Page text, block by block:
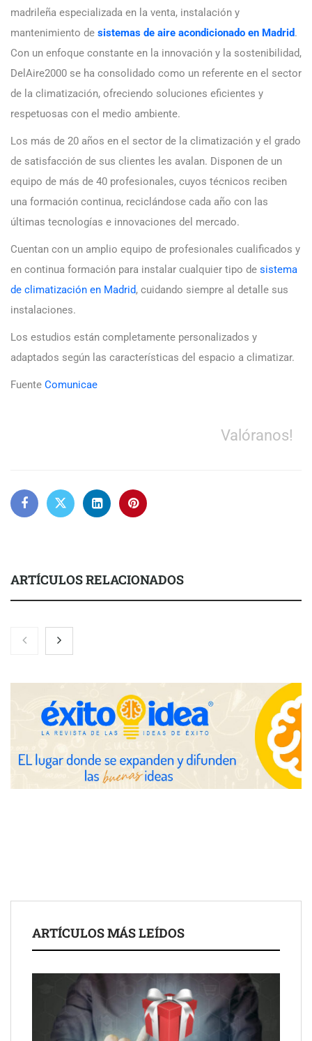
madrileña especializada en la venta, instalación y
mantenimiento de sistemas de aire acondicionado en Madrid.
Con un enfoque constante en la innovación y la sostenibilidad,
DelAire2000 se ha consolidado como un referente en el sector
de la climatización, ofreciendo soluciones eficientes y
respetuosas con el medio ambiente.
Los más de 20 años en el sector de la climatización y el grado
de satisfacción de sus clientes les avalan. Disponen de un
equipo de más de 40 profesionales, cuyos técnicos reciben
una formación continua, reciclándose cada año con las
últimas tecnologías e innovaciones del mercado.
Cuentan con un amplio equipo de profesionales cualificados y
en continua formación para instalar cualquier tipo de sistema
de climatización en Madrid, cuidando siempre al detalle sus
instalaciones.
Los estudios están completamente personalizados y
adaptados según las características del espacio a climatizar.
Fuente Comunicae
Valóranos!
ARTÍCULOS RELACIONADOS
La luz roja, el nuevo aftersun, actúa en la recuperación de la piel
después del sol
Eulalia Roig lanza ‘The Journal’, una revista digital mensual de
entrevistas y fotografía editorial
UrbanPay lanza en 19 mercados europeos su solución de pagos
Gestoría Online reduce a unas horas el alta de autónomo
ARTÍCULOS MÁS LEÍDOS